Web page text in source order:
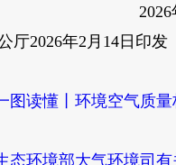
2026
2026年2月14日印发
图读懂丨环境空气质
态环境部大气环境司有